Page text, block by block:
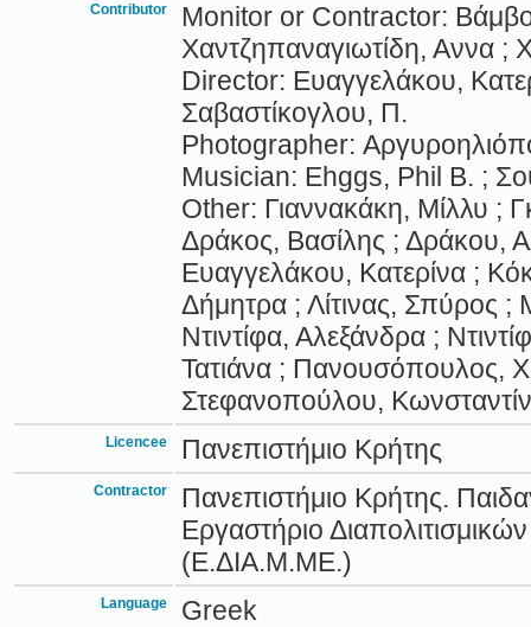
Contributor
Monitor or Contractor:
Χαντζηπαναγιωτίδη, Αννα ;
Director: Ευαγγελάκου,
Σαβαστίκογλου, Π.
Photographer:
Musician: Ehggs, Phil B. ;
Other: Γιαννακάκη, Μίλλυ ;
Δράκος, Βασίλης ; Δράκου,
Ευαγγελάκου, Κατερίνα ;
Δήμητρα ; Λίτινας, Σπύρος
Ντιντίφα, Αλεξάνδρα ;
Τατιάνα ; Πανουσόπουλος,
Στεφανοπούλου,
Licencee Πανεπιστήμιο Κρήτης
Contractor
Πανεπιστήμιο Κρήτης.
Εργαστήριο
(Ε.ΔΙΑ.Μ.ΜΕ.)
Language Greek